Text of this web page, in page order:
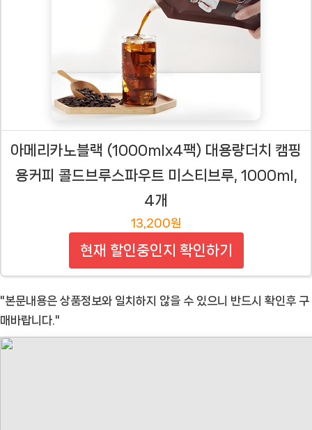
아메리카노블랙 (1000mlx4팩) 대용량더치 캠핑
용커피 콜드브루스파우트 미스티브루, 1000ml,
4개
13,200원
현재 할인중인지 확인하기
"본문내용은 상품정보와 일치하지 않을 수 있으니 반드시 확인후 구
매바랍니다."